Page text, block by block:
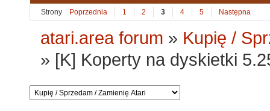
Strony Poprzednia 1 2 3 4 5 Następna
atari.area forum » Kupię /
» [K] Koperty na dyskietki